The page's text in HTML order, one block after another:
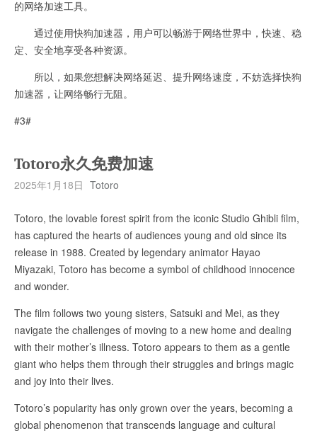
的网络加速工具。
通过使用快狗加速器，用户可以畅游于网络世界中，快速、稳
定、安全地享受各种资源。
所以，如果您想解决网络延迟、提升网络速度，不妨选择快狗
加速器，让网络畅行无阻。
#3#
Totoro永久免费加速
2025年1月18日 Totoro
Totoro, the lovable forest spirit from the iconic Studio Ghibli film,
has captured the hearts of audiences young and old since its
release in 1988. Created by legendary animator Hayao
Miyazaki, Totoro has become a symbol of childhood innocence
and wonder.
The film follows two young sisters, Satsuki and Mei, as they
navigate the challenges of moving to a new home and dealing
with their mother’s illness. Totoro appears to them as a gentle
giant who helps them through their struggles and brings magic
and joy into their lives.
Totoro’s popularity has only grown over the years, becoming a
global phenomenon that transcends language and cultural